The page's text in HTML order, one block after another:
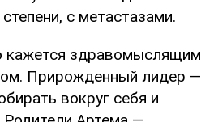
с метастазами.
кажется здравомыслящим
Прирожденный лидер —
вокруг себя и